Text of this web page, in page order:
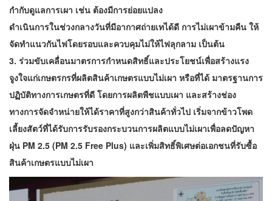
กำกับดูแลการเผา เช่น ต้องมีการย่อยแปลง
ดำเนินการในช่วงกลางวันที่มีอากาศถ่ายเทได้ดี การไม่เผาข้ามคืน ให้
จัดทำแนวกันไฟโดยรอบและควบคุมไม่ให้ไฟลุกลาม เป็นต้น
3. ร่วมขับเคลื่อนมาตรการกำหนดสิทธิ์และประโยชน์เพื่อสร้างแรง
จูงใจแก่เกษตรกรที่ผลิตสินค้าเกษตรแบบไม่เผา หรือที่ได้ มาตรฐานการ
ปฏิบัติทางการเกษตรที่ดี โดยการผลิตพืชแบบเผา และสร้างช่อง
ทางการจัดจำหน่ายให้ได้ราคาที่สูงกว่าสินค้าทั่วไป เริ่มจากข้าวโพด
เลี้ยงสัตว์ที่ได้รับการรับรองกระบวนการผลิตแบบไม่เผาเพื่อลดปัญหา
ฝุ่น PM 2.5 (PM 2.5 Free Plus) และเพิ่มสิทธิ์พิเศษต่อเอกชนที่รับซื้อ
สินค้าเกษตรแบบไม่เผา